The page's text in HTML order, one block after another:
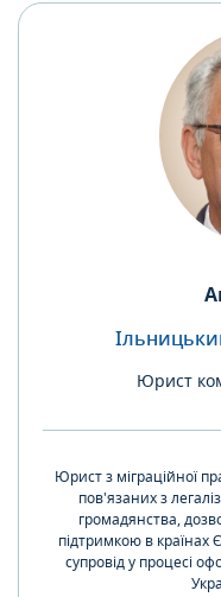
Юрист
Юрист з міграційної
пов'язаних з
громадянства,
підтримкою в країнах
супровід у процесі